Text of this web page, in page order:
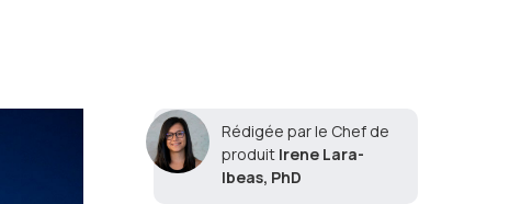
Rédigée par le Chef de
produit Irene Lara-
Ibeas, PhD